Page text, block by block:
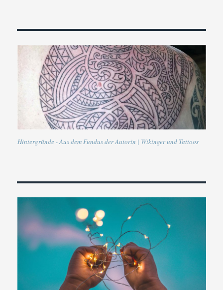
Hintergründe - Aus dem Fundus der Autorin | Wikinger und Tattoos